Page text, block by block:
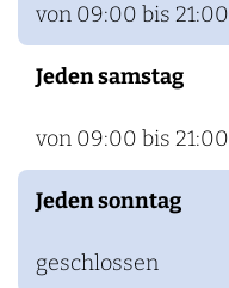
von 09:00 bis 21:00
Jeden samstag
von 09:00 bis 21:00
Jeden sonntag
geschlossen